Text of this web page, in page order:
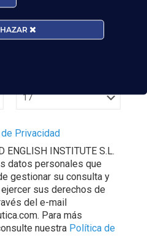
Privacidad
ENGLISH INSTITUTE S.L.
datos personales que
gestionar su consulta y
sus derechos de
del e-mail
Para más
nuestra Política de